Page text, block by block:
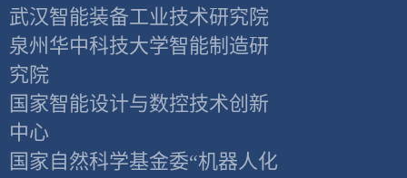
武汉智能装备工业技术研究院
泉州华中科技大学智能制造研
究院
国家智能设计与数控技术创新
中心
国家自然科学基金委“机器人化